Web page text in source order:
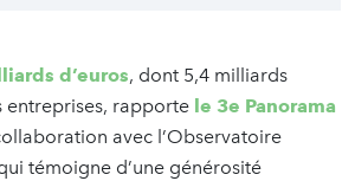
d’euros, dont 5,4 milliards
entreprises, rapporte le 3e Panorama
avec l’Observatoire
témoigne d’une générosité